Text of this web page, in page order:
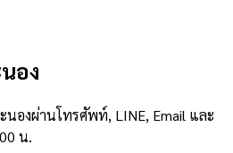
อง
นองผ่านโทรศัพท์, LINE, Email และ
น.